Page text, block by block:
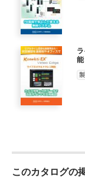
能
このカタログの